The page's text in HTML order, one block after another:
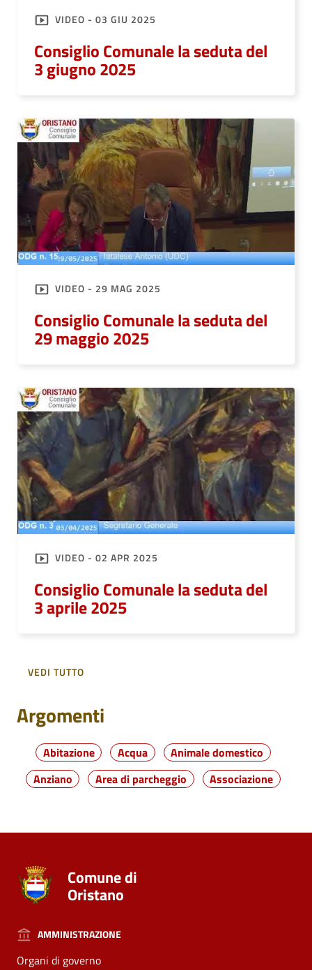
VIDEO - 03 GIU 2025
Consiglio Comunale la seduta del
3 giugno 2025
VIDEO - 29 MAG 2025
Consiglio Comunale la seduta del
29 maggio 2025
VIDEO - 02 APR 2025
Consiglio Comunale la seduta del
3 aprile 2025
VEDI TUTTO
Argomenti
Abitazione Acqua
Animale domestico
Anziano
Area di parcheggio Associazione
Comune di
Oristano
AMMINISTRAZIONE
Organi di governo